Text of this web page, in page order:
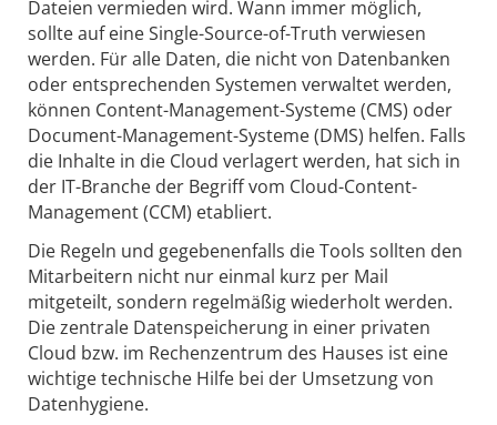
Dateien vermieden wird. Wann immer möglich,
sollte auf eine Single-Source-of-Truth verwiesen
werden. Für alle Daten, die nicht von Datenbanken
oder entsprechenden Systemen verwaltet werden,
können Content-Management-Systeme (CMS) oder
Document-Management-Systeme (DMS) helfen. Falls
die Inhalte in die Cloud verlagert werden, hat sich in
der IT-Branche der Begriff vom Cloud-Content-
Management (CCM) etabliert.
Die Regeln und gegebenenfalls die Tools sollten den
Mitarbeitern nicht nur einmal kurz per Mail
mitgeteilt, sondern regelmäßig wiederholt werden.
Die zentrale Datenspeicherung in einer privaten
Cloud bzw. im Rechenzentrum des Hauses ist eine
wichtige technische Hilfe bei der Umsetzung von
Datenhygiene.